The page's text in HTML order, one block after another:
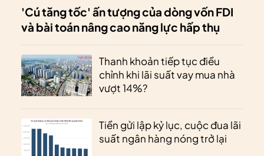
'Cú tăng tốc' ấn tượng của dòng vốn FDI
và bài toán nâng cao năng lực hấp thụ
Thanh khoản tiếp tục điều
chỉnh khi lãi suất vay mua nhà
vượt 14%?
Tiền gửi lập kỷ lục, cuộc đua lãi
suất ngân hàng nóng trở lại